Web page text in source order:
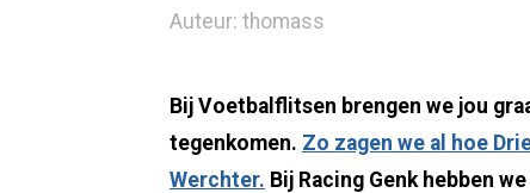
Auteur: thomass
Bij Voetbalflitsen brengen we jou
tegenkomen. Zo zagen we al hoe
Werchter. Bij Racing Genk hebben